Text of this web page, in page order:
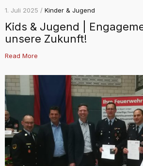
1. Juli 2025 / Kinder & Jugend
Kids & Jugend |
unsere Zukunft!
Read More